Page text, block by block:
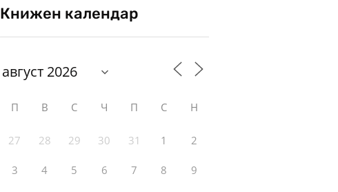
Книжен календар
П В С Ч П С Н
27 28 29 30 31 1 2
3 4 5 6 7 8 9